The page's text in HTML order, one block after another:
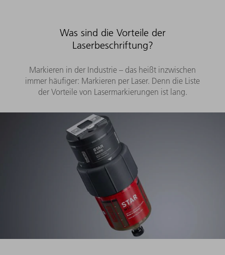
Was sind die Vorteile der
Laserbeschriftung?
Markieren in der Industrie – das heißt inzwischen
immer häufiger: Markieren per Laser. Denn die Liste
der Vorteile von Lasermarkierungen ist lang.